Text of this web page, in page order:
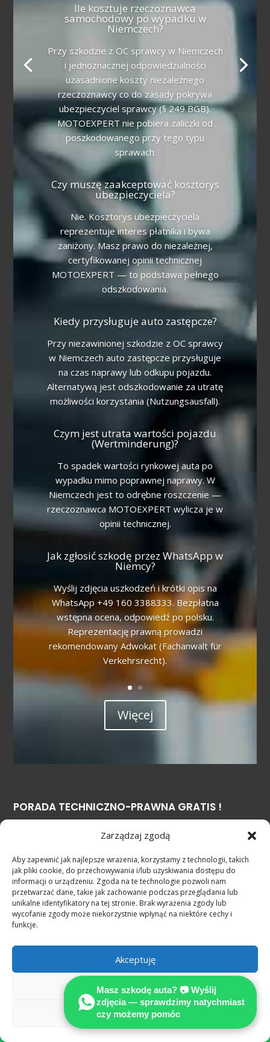
Zarządzaj zgodą
Aby zapewnić jak najlepsze wrażenia, korzystamy z technologii, takich
jak pliki cookie, do przechowywania i/lub uzyskiwania dostępu do
informacji o urządzeniu. Zgoda na te technologie pozwoli nam
przetwarzać dane, takie jak zachowanie podczas przeglądania lub
unikalne identyfikatory na tej stronie. Brak wyrażenia zgody lub
wycofanie zgody może niekorzystnie wpłynąć na niektóre cechy i
funkcje.
Akceptuję
Odmów
Zobacz preferencje
Ile kosztuje rzeczoznawca
samochodowy po wypadku w
Niemczech?
Przy szkodzie z OC sprawcy w Niemczech
i jednoznacznej odpowiedzialności
uzasadnione koszty niezależnego
rzeczoznawcy co do zasady pokrywa
ubezpieczyciel sprawcy (§ 249 BGB).
MOTOEXPERT nie pobiera zaliczki od
poszkodowanego przy tego typu
sprawach.
Czy muszę zaakceptować kosztorys
ubezpieczyciela?
Nie. Kosztorys ubezpieczyciela
reprezentuje interes płatnika i bywa
zaniżony. Masz prawo do niezależnej,
certyfikowanej opinii technicznej
MOTOEXPERT — to podstawa pełnego
odszkodowania.
Kiedy przysługuje auto zastępcze?
Przy niezawinionej szkodzie z OC sprawcy
w Niemczech auto zastępcze przysługuje
na czas naprawy lub odkupu pojazdu.
Alternatywą jest odszkodowanie za utratę
możliwości korzystania (Nutzungsausfall).
Czym jest utrata wartości pojazdu
(Wertminderung)?
To spadek wartości rynkowej auta po
wypadku mimo poprawnej naprawy. W
Niemczech jest to odrębne roszczenie —
rzeczoznawca MOTOEXPERT wylicza je w
opinii technicznej.
Jak zgłosić szkodę przez WhatsApp w
Niemcy?
Wyślij zdjęcia uszkodzeń i krótki opis na
WhatsApp +49 160 3388333. Bezpłatna
wstępna ocena, odpowiedź po polsku.
Reprezentację prawną prowadzi
rekomendowany Adwokat (Fachanwalt für
Verkehrsrecht).
Więcej
PORADA TECHNICZNO-PRAWNA GRATIS !
PL +48 600 920 920
Co robić po kolzji w Niemczech?
Jak załatwić odszkodowanie w EURO ?
NASZA WIEDZA = TWÓJ SUKCES

Masz szkodę auta? 📷 Wyślij
zdjęcia — sprawdzimy natychmiast
czy możemy pomóc